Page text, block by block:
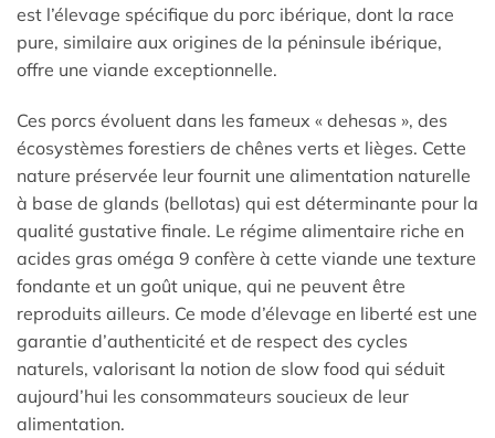
est l’élevage spécifique du porc ibérique, dont la race
pure, similaire aux origines de la péninsule ibérique,
offre une viande exceptionnelle.
Ces porcs évoluent dans les fameux « dehesas », des
écosystèmes forestiers de chênes verts et lièges. Cette
nature préservée leur fournit une alimentation naturelle
à base de glands (bellotas) qui est déterminante pour la
qualité gustative finale. Le régime alimentaire riche en
acides gras oméga 9 confère à cette viande une texture
fondante et un goût unique, qui ne peuvent être
reproduits ailleurs. Ce mode d’élevage en liberté est une
garantie d’authenticité et de respect des cycles
naturels, valorisant la notion de slow food qui séduit
aujourd’hui les consommateurs soucieux de leur
alimentation.